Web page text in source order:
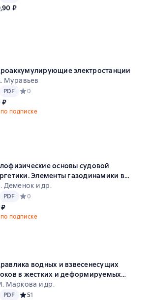
₽
электростанции
Муравьев
PDF
PDF Средний рейтинг 0 на основе 0 оценок
0
₽
подписке
основы судовой
Элементы газодинамики в
энергетике
Деменок и др.
PDF
PDF Средний рейтинг 0 на основе 0 оценок
0
₽
подписке
водных и взвесенесущих
в жестких и деформируемых
Маркова и др.
PDF
PDF Средний рейтинг 5 на основе 1 оценок
51